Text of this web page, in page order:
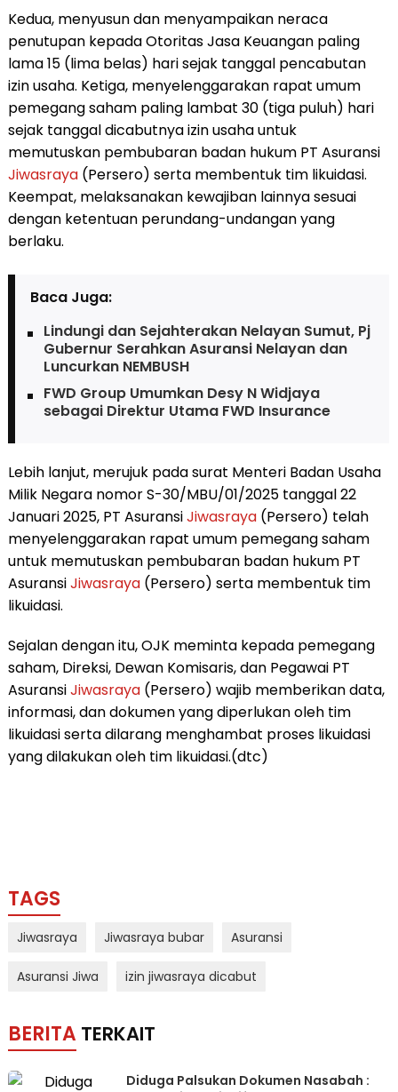
Kedua, menyusun dan menyampaikan neraca
penutupan kepada Otoritas Jasa Keuangan paling
lama 15 (lima belas) hari sejak tanggal pencabutan
izin usaha. Ketiga, menyelenggarakan rapat umum
pemegang saham paling lambat 30 (tiga puluh) hari
sejak tanggal dicabutnya izin usaha untuk
memutuskan pembubaran badan hukum PT Asuransi
Jiwasraya(Persero) serta membentuk tim likuidasi.
Keempat, melaksanakan kewajiban lainnya sesuai
dengan ketentuan perundang-undangan yang
berlaku.
Baca Juga:
Lindungi dan Sejahterakan Nelayan Sumut, Pj
Gubernur Serahkan Asuransi Nelayan dan
Luncurkan NEMBUSH
FWD Group Umumkan Desy N Widjaya
sebagai Direktur Utama FWD Insurance
Lebih lanjut, merujuk pada surat Menteri Badan Usaha
Milik Negara nomor S-30/MBU/01/2025 tanggal 22
Januari 2025, PT AsuransiJiwasraya(Persero) telah
menyelenggarakan rapat umum pemegang saham
untuk memutuskan pembubaran badan hukum PT
AsuransiJiwasraya(Persero) serta membentuk tim
likuidasi.
Sejalan dengan itu, OJK meminta kepada pemegang
saham, Direksi, Dewan Komisaris, dan Pegawai PT
AsuransiJiwasraya(Persero) wajib memberikan data,
informasi, dan dokumen yang diperlukan oleh tim
likuidasi serta dilarang menghambat proses likuidasi
yang dilakukan oleh tim likuidasi.(dtc)
TAGS
Jiwasraya Jiwasraya bubar Asuransi
Asuransi Jiwa izin jiwasraya dicabut
BERITA TERKAIT
Diduga Palsukan Dokumen Nasabah :